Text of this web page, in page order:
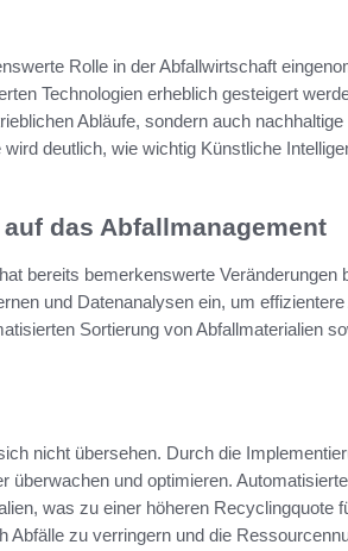
Rolle in der Abfallwirtschaft
Technologien erheblich gesteigert
Abläufe, sondern auch
deutlich, wie wichtig Künstliche
das Abfallmanagement
bereits bemerkenswerte Veränderungen
und Datenanalysen ein, um effizientere
Sortierung von Abfallmaterialien
nicht übersehen. Durch die
überwachen und optimieren. Automatisierte
was zu einer höheren Recyclingquote
zu verringern und die